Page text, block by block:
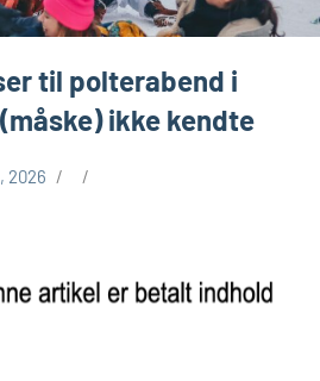
til polterabend i
ikke kendte
2026